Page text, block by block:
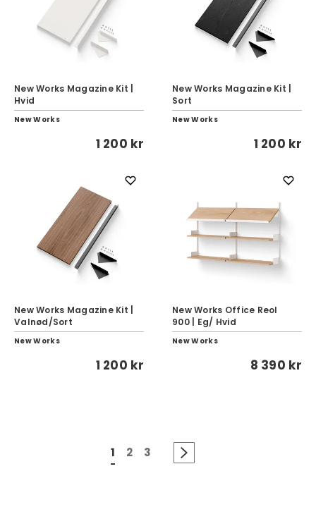
New Works Magazine Kit |
Hvid
New Works
1 200 kr
New Works Magazine Kit |
Sort
New Works
1 200 kr
New Works Magazine Kit |
Valnød/Sort
New Works
1 200 kr
New Works Office Reol
900 | Eg/ Hvid
New Works
8 390 kr
1 2 3